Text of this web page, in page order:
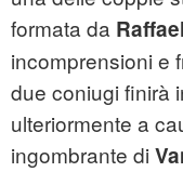
formata da
incomprensioni e
due coniugi finirà
ulteriormente a
ingombrante di